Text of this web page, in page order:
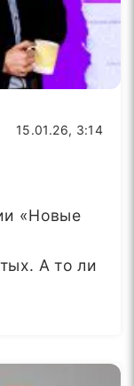
15.01.26, 3:14
«Новые
А то ли